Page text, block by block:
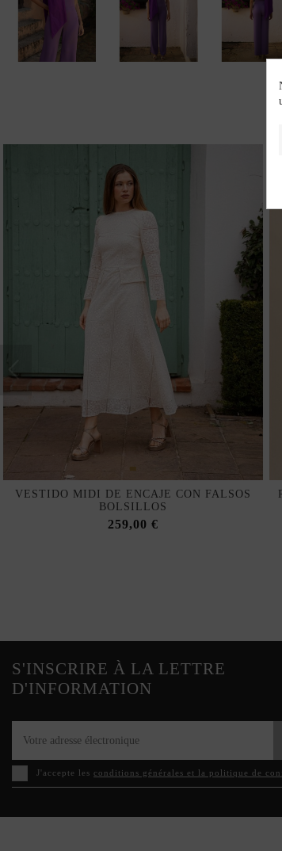
VESTIDO MIDI DE ENCAJE CON FALSOS
BOLSILLOS
259,00 €
S'INSCRIRE À LA LETTRE
D'INFORMATION
J'accepte les conditions générales et la politique de